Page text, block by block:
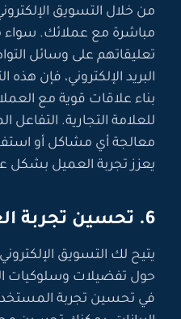
من خلال التسويق
مباشرة مع عملائك. سواء
تعليقاتهم على وسائل
البريد الإلكتروني، فإن
بناء علاقات قوية مع
للعلامة التجارية.
معالجة أي مشاكل أو
يعزز تجربة العميل بشكل
6. تحسين تجربة العميل :
يتيح لك التسويق
حول تفضيلات وسلوكيات
في تحسين تجربة